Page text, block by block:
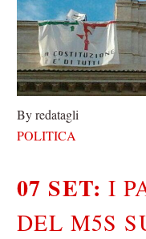
By redatagli
POLITICA
07 SET:I
DEL M5S